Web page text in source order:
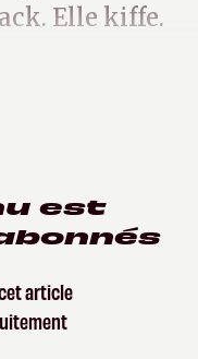
Elle kiffe.
est
article